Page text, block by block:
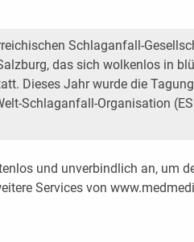
Schlaganfall-
das sich wolkenlos in
Dieses Jahr wurde die
Schlaganfall-Organisation
und unverbindlich an, um
Services von